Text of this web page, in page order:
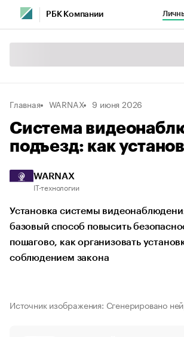
РБК Компании
Главная WARNAX 9 июня 2026
Система
подъезд: как
WARNAX
IT-технологии
Установка системы
базовый способ повысить
пошагово, как организовать
соблюдением закона
Источник изображения: Сгенерировано